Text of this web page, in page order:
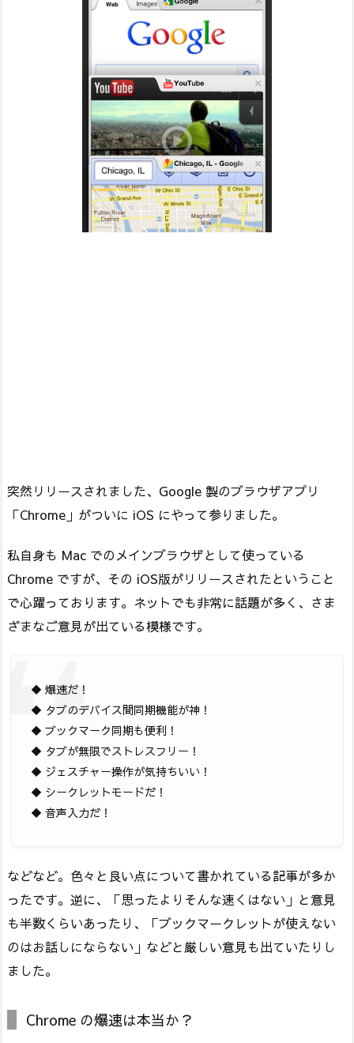
突然リリースされました、Google 製のブラウザアプリ
「Chrome」がついに iOS にやって参りました。
私自身も Mac でのメインブラウザとして使っている
Chrome ですが、その iOS版がリリースされたということ
で心躍っております。ネットでも非常に話題が多く、さま
ざまなご意見が出ている模様です。
◆ 爆速だ！
◆ タブのデバイス間同期機能が神！
◆ ブックマーク同期も便利！
◆ タブが無限でストレスフリー！
◆ ジェスチャー操作が気持ちいい！
◆ シークレットモードだ！
◆ 音声入力だ！
などなど。色々と良い点について書かれている記事が多か
ったです。逆に、「思ったよりそんな速くはない」と意見
も半数くらいあったり、「ブックマークレットが使えない
のはお話しにならない」などと厳しい意見も出ていたりし
ました。
Chrome の爆速は本当か？